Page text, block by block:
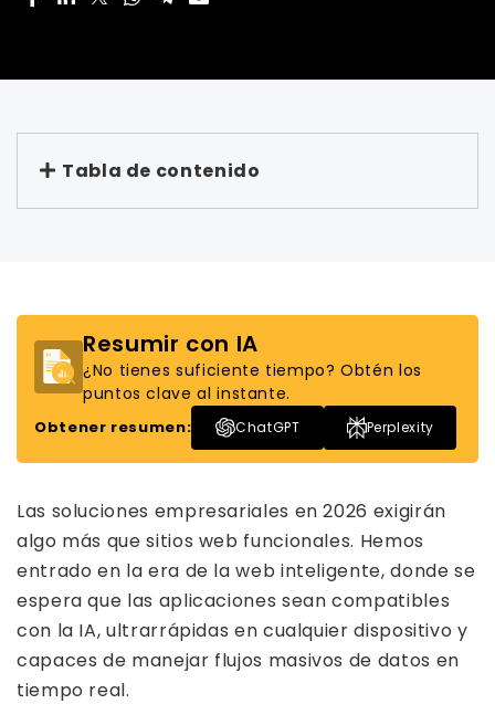
Tabla de contenido
Resumir con IA
¿No tienes suficiente tiempo? Obtén los
puntos clave al instante.
Obtener resumen: ChatGPT Perplexity
Las soluciones empresariales en 2026 exigirán
algo más que sitios web funcionales. Hemos
entrado en la era de la web inteligente, donde se
espera que las aplicaciones sean compatibles
con la IA, ultrarrápidas en cualquier dispositivo y
capaces de manejar flujos masivos de datos en
tiempo real.